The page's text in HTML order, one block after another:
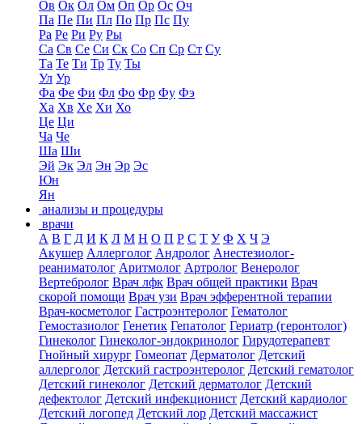
Ов Ок Ол Ом Оп Ор Ос Оч
Па Пе Пи Пл По Пр Пс Пу
Ра Ре Ри Ру Ры
Са Св Се Си Ск Со Сп Ср Ст Су
Та Те Ти Тр Ту Ты
Ул Ур
Фа Фе Фи Фл Фо Фр Фу Фэ
Ха Хв Хе Хи Хо
Це Ци
Ча Че
Ша Ши
Эй Эк Эл Эн Эр Эс
Юн
Ян
анализы и процедуры
врачи
А В Г Д И К Л М Н О П Р С Т У Ф Х Ч Э
Акушер Аллерголог Андролог Анестезиолог-
реаниматолог Аритмолог Артролог Венеролог
Вертебролог Врач лфк Врач общей практики Врач
скорой помощи Врач узи Врач эфферентной терапии
Врач-косметолог Гастроэнтеролог Гематолог
Гемостазиолог Генетик Гепатолог Гериатр (геронтолог)
Гинеколог Гинеколог-эндокринолог Гирудотерапевт
Гнойный хирург Гомеопат Дерматолог Детский
аллерголог Детский гастроэнтеролог Детский гематолог
Детский гинеколог Детский дерматолог Детский
дефектолог Детский инфекционист Детский кардиолог
Детский логопед Детский лор Детский массажист